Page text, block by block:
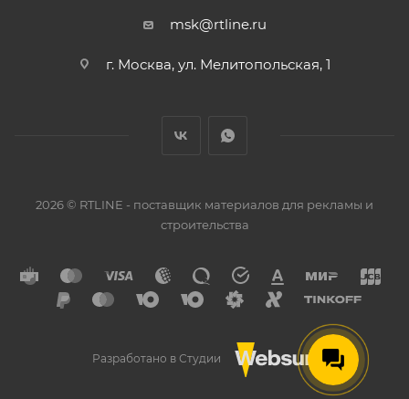
msk@rtline.ru
г. Москва, ул. Мелитопольская, 1
2026 © RTLINE - поставщик материалов для рекламы и
строительства
Разработано в Студии